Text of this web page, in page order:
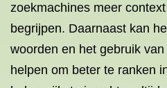
zoekmachines meer
begrijpen. Daarnaast kan
woorden en het gebruik
helpen om beter te ranken